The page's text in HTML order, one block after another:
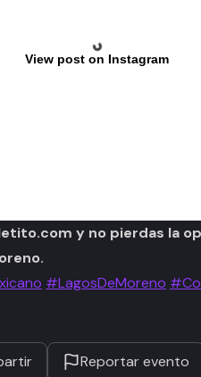
View post on Instagram
y no pierdas la
#LagosDeMoreno
Reportar evento